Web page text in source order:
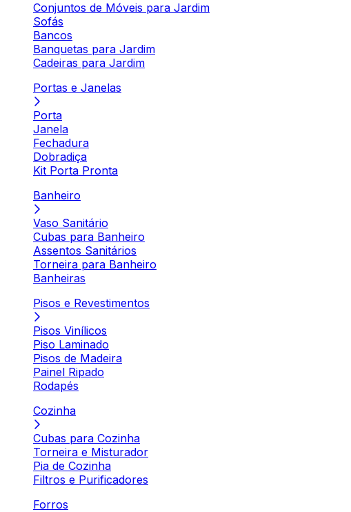
Conjuntos de Móveis para Jardim
Sofás
Bancos
Banquetas para Jardim
Cadeiras para Jardim
Portas e Janelas
Porta
Janela
Fechadura
Dobradiça
Kit Porta Pronta
Banheiro
Vaso Sanitário
Cubas para Banheiro
Assentos Sanitários
Torneira para Banheiro
Banheiras
Pisos e Revestimentos
Pisos Vinílicos
Piso Laminado
Pisos de Madeira
Painel Ripado
Rodapés
Cozinha
Cubas para Cozinha
Torneira e Misturador
Pia de Cozinha
Filtros e Purificadores
Forros